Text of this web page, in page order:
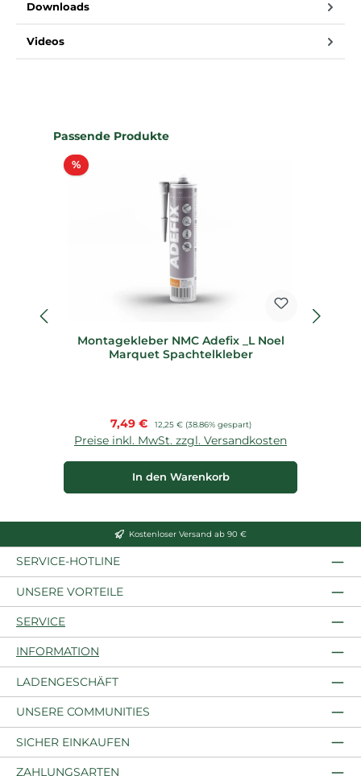
Downloads
Videos
Produktgalerie überspringen
Passende Produkte
%Rabatt
Montagekleber NMC Adefix _L Noel
Marquet Spachtelkleber
Verkaufspreis:
7,49 € Regulärer Preis:
12,25 € (38.86% gespart)
Preise inkl. MwSt. zzgl. Versandkosten
In den Warenkorb
Kostenloser Versand ab 90 €
SERVICE-HOTLINE
UNSERE VORTEILE
SERVICE
INFORMATION
LADENGESCHÄFT
UNSERE COMMUNITIES
SICHER EINKAUFEN
ZAHLUNGSARTEN